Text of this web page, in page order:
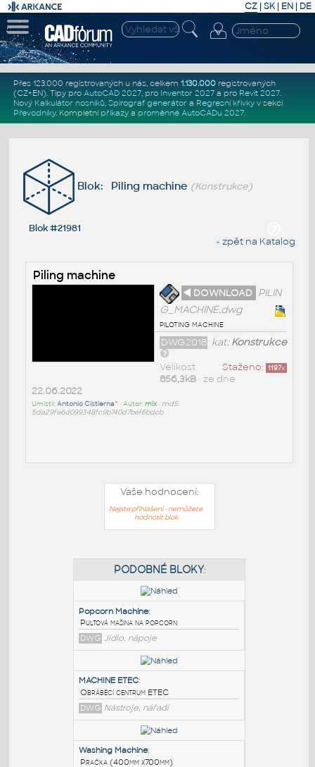
CZ | SK| EN | DE
Přes 123.000 registrovaných u nás, celkem 1.130.000registrovaných
(CZ+EN). Tipy pro AutoCAD 2027, pro Inventor 2027a pro Revit 2027.
Nový Kalkulátor nosníků, Spirograf generátor a Regresní křivkyv sekci
Převodníky. Kompletní příkazya proměnné AutoCADu 2027.
Blok: Piling machine (Konstrukce)
Blok #21981
« zpět na Katalog
Piling machine
◄ DOWNLOAD PILIN
G_MACHINE.dwg
piloting machine
kat:Konstrukce
DWG2018
Staženo: 1197x
Velikost
856,3kB• ze dne
22.06.2022
Umístil:Antonio Cistierna^ • Autor:mix• md5:
5da29fa6d099348fc9b740d7bef6bdcb
Vaše hodnocení:
Nejste přihlášeni - nemůžete
hodnotit blok
PODOBNÉ BLOKY:
Popcorn Machine:
Pultová mašina na popcorn
DWG Jídlo, nápoje